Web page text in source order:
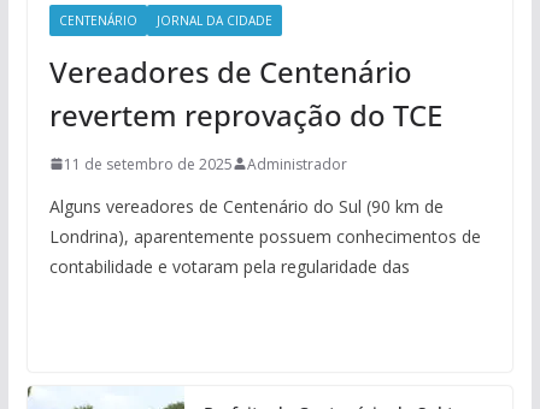
CENTENÁRIO JORNAL DA CIDADE
Vereadores de Centenário
revertem reprovação do TCE
11 de setembro de 2025 Administrador
Alguns vereadores de Centenário do Sul (90 km de
Londrina), aparentemente possuem conhecimentos de
contabilidade e votaram pela regularidade das